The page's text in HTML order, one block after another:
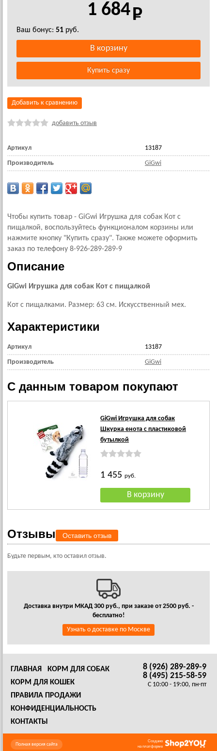
1 684
Ваш бонус: 51 руб.
Добавить к сравнению
добавить отзыв
Артикул 13187
Производитель GiGwi
Чтобы купить товар - GiGwi Игрушка для собак Кот с
пищалкой, воспользуйтесь функционалом корзины или
нажмите кнопку "Купить сразу". Также можете оформить
заказ по телефону 8-926-289-289-9
Описание
GiGwi Игрушка для собак Кот с пищалкой
Кот с пищалками. Размер: 63 см. Искусственный мех.
Характеристики
Артикул 13187
Производитель GiGwi
С данным товаром покупают
GiGwi Игрушка для собак
Шкурка енота с пластиковой
бутылкой
1 455руб.
Отзывы Оставить отзыв
Будьте первым, кто оставил отзыв.
Доставка внутри МКАД 300 руб., при заказе от 2500 руб. -
бесплатно!
Узнать о доставке по Москве
8 (926) 289-289-9
8 (495) 215-58-59
C 10:00 - 19:00, пн-пт
ГЛАВНАЯ
КОРМ ДЛЯ СОБАК
КОРМ ДЛЯ КОШЕК
ПРАВИЛА ПРОДАЖИ
КОНФИДЕНЦИАЛЬНОСТЬ
КОНТАКТЫ
Создано
на платформе
Полная версия сайта